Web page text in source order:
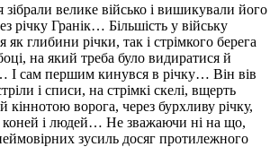
велике військо і вишикували його
річку Гранік… Більшість у війську
як глибини річки, так і стрімкого берега
на який треба було видиратися й
І сам першим кинувся в річку… Він вів
і списи, на стрімкі скелі, вщерть
кіннотою ворога, через бурхливу річку,
коней і людей… Не зважаючи ні на що,
зусиль досяг протилежного